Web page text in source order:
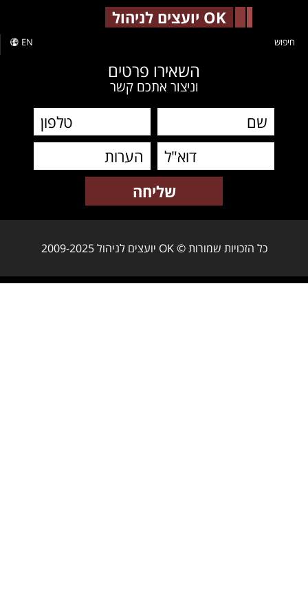
OK יועצים לניהול
EN חיפוש
השאירו פרטים
וניצור אתכם קשר
כל הזכויות שמורות © OK יועצים לניהול 2009-2025